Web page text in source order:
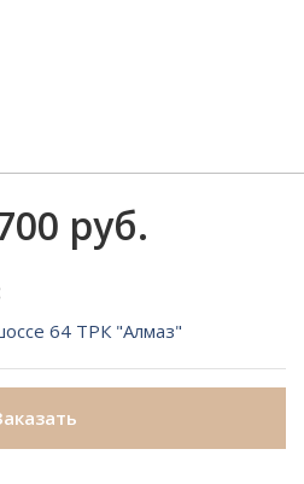
руб.
64 ТРК "Алмаз"